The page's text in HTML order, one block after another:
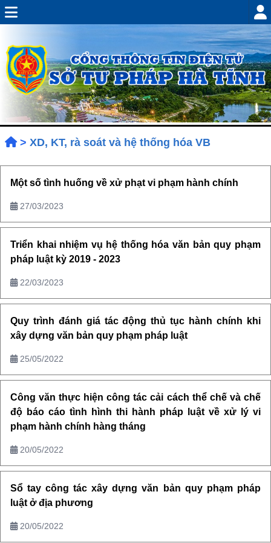
> XD, KT, rà soát và hệ thống hóa VB
Một số tình huống về xử phạt vi phạm hành chính
27/03/2023
Triển khai nhiệm vụ hệ thống hóa văn bản quy phạm
pháp luật kỳ 2019 - 2023
22/03/2023
Quy trình đánh giá tác động thủ tục hành chính khi
xây dựng văn bản quy phạm pháp luật
25/05/2022
Công văn thực hiện công tác cải cách thể chế và chế
độ báo cáo tình hình thi hành pháp luật về xử lý vi
phạm hành chính hàng tháng
20/05/2022
Sổ tay công tác xây dựng văn bản quy phạm pháp
luật ở địa phương
20/05/2022